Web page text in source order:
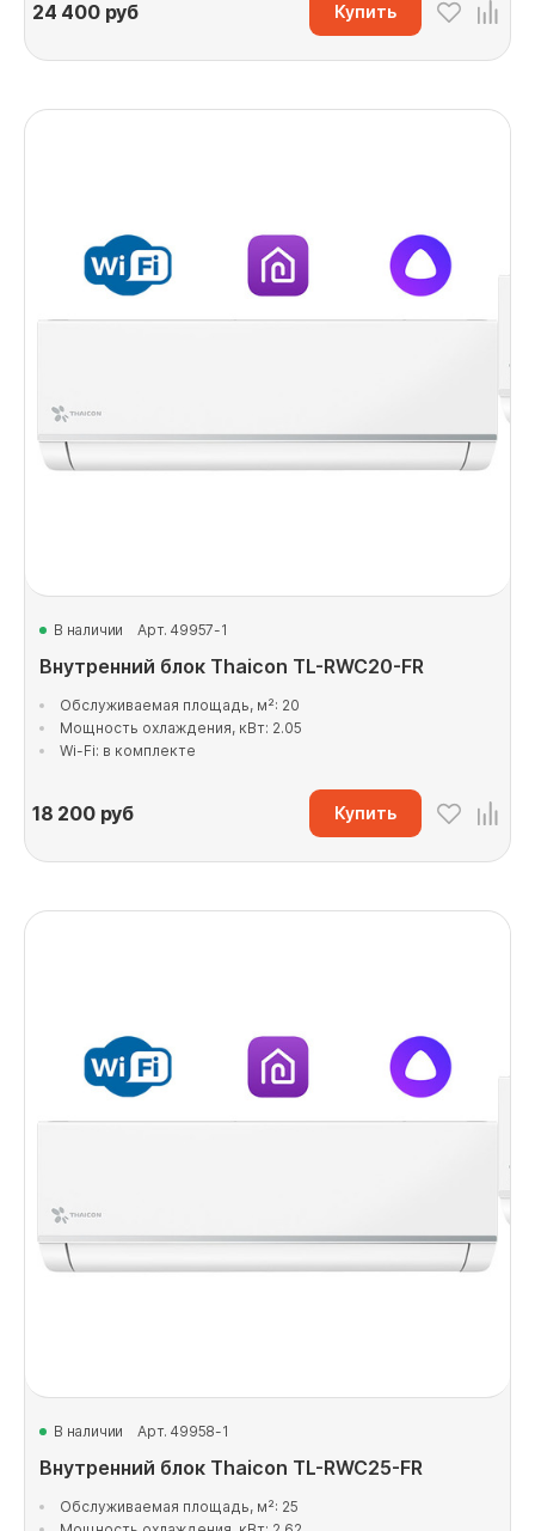
24 400руб Купить
В наличии Арт. 49957-1
Внутренний блок Thaicon TL-RWC20-FR
Обслуживаемая площадь, м²: 20
Мощность охлаждения, кВт: 2.05
Wi-Fi: в комплекте
18 200руб Купить
В наличии Арт. 49958-1
Внутренний блок Thaicon TL-RWC25-FR
Обслуживаемая площадь, м²: 25